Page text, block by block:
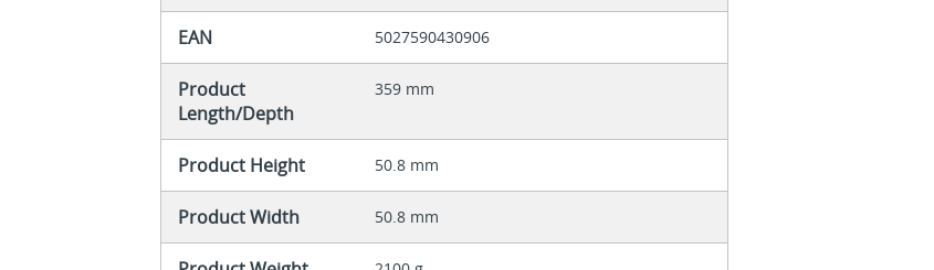
EAN 5027590430906
Product
Length/Depth
359 mm
Product Height 50.8 mm
Product Width 50.8 mm